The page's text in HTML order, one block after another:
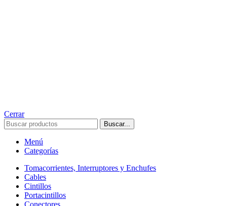
Cerrar
Buscar...
Menú
Categorías
Tomacorrientes, Interruptores y Enchufes
Cables
Cintillos
Portacintillos